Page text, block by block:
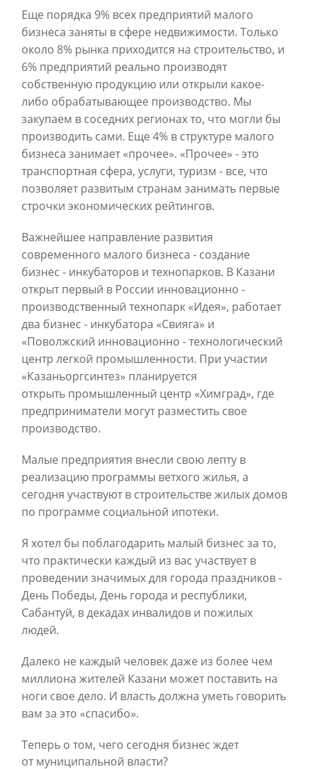
Еще порядка 9% всех предприятий малого
бизнеса заняты в сфере недвижимости. Только
около 8% рынка приходится на строительство, и
6% предприятий реально производят
собственную продукцию или открыли какое-
либо обрабатывающее производство. Мы
закупаем в соседних регионах то, что могли бы
производить сами. Еще 4% в структуре малого
бизнеса занимает «прочее». «Прочее» - это
транспортная сфера, услуги, туризм - все, что
позволяет развитым странам занимать первые
строчки экономических рейтингов.
Важнейшее направление развития
современного малого бизнеса - создание
бизнес - инкубаторов и технопарков. В Казани
открыт первый в России инновационно -
производственный технопарк «Идея», работает
два бизнес - инкубатора «Свияга» и
«Поволжский инновационно - технологический
центр легкой промышленности. При участии
«Казаньоргсинтез» планируется
открыть промышленный центр «Химград», где
предприниматели могут разместить свое
производство.
Малые предприятия внесли свою лепту в
реализацию программы ветхого жилья, а
сегодня участвуют в строительстве жилых домов
по программе социальной ипотеки.
Я хотел бы поблагодарить малый бизнес за то,
что практически каждый из вас участвует в
проведении значимых для города праздников -
День Победы, День города и республики,
Сабантуй, в декадах инвалидов и пожилых
людей.
Далеко не каждый человек даже из более чем
миллиона жителей Казани может поставить на
ноги свое дело. И власть должна уметь говорить
вам за это «спасибо».
Теперь о том, чего сегодня бизнес ждет
от муниципальной власти?